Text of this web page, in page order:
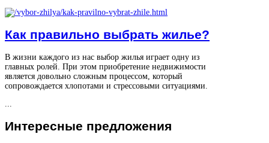
Как правильно выбрать жилье?
В жизни каждого из нас выбор жилья играет одну из
главных ролей. При этом приобретение недвижимости
является довольно сложным процессом, который
сопровождается хлопотами и стрессовыми ситуациями.
Интересные предложения